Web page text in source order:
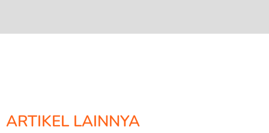
ARTIKEL LAINNYA